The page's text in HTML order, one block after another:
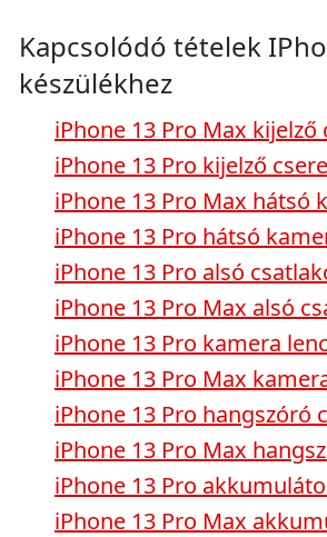
Kapcsolódó tételek
készülékhez
iPhone 13 Pro Max kijelző
iPhone 13 Pro kijelző csere
iPhone 13 Pro Max hátsó
iPhone 13 Pro hátsó
iPhone 13 Pro alsó
iPhone 13 Pro Max alsó
iPhone 13 Pro kamera
iPhone 13 Pro Max
iPhone 13 Pro hangszóró
iPhone 13 Pro Max
iPhone 13 Pro
iPhone 13 Pro Max